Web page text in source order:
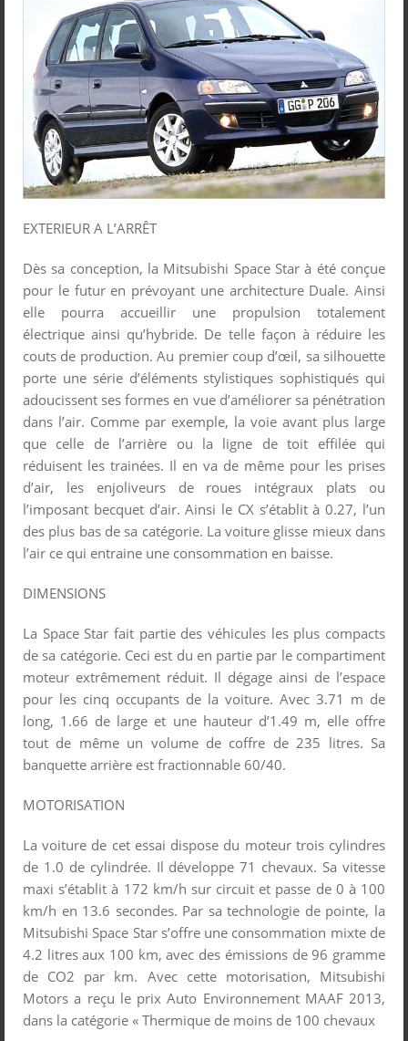
EXTERIEUR A L’ARRÊT
Dès sa conception, la Mitsubishi Space Star à été conçue
pour le futur en prévoyant une architecture Duale. Ainsi
elle pourra accueillir une propulsion totalement
électrique ainsi qu’hybride. De telle façon à réduire les
couts de production. Au premier coup d’œil, sa silhouette
porte une série d’éléments stylistiques sophistiqués qui
adoucissent ses formes en vue d’améliorer sa pénétration
dans l’air. Comme par exemple, la voie avant plus large
que celle de l’arrière ou la ligne de toit effilée qui
réduisent les trainées. Il en va de même pour les prises
d’air, les enjoliveurs de roues intégraux plats ou
l’imposant becquet d’air. Ainsi le CX s’établit à 0.27, l’un
des plus bas de sa catégorie. La voiture glisse mieux dans
l’air ce qui entraine une consommation en baisse.
DIMENSIONS
La Space Star fait partie des véhicules les plus compacts
de sa catégorie. Ceci est du en partie par le compartiment
moteur extrêmement réduit. Il dégage ainsi de l’espace
pour les cinq occupants de la voiture. Avec 3.71 m de
long, 1.66 de large et une hauteur d’1.49 m, elle offre
tout de même un volume de coffre de 235 litres. Sa
banquette arrière est fractionnable 60/40.
MOTORISATION
La voiture de cet essai dispose du moteur trois cylindres
de 1.0 de cylindrée. Il développe 71 chevaux. Sa vitesse
maxi s’établit à 172 km/h sur circuit et passe de 0 à 100
km/h en 13.6 secondes. Par sa technologie de pointe, la
Mitsubishi Space Star s’offre une consommation mixte de
4.2 litres aux 100 km, avec des émissions de 96 gramme
de CO2 par km. Avec cette motorisation, Mitsubishi
Motors a reçu le prix Auto Environnement MAAF 2013,
dans la catégorie « Thermique de moins de 100 chevaux